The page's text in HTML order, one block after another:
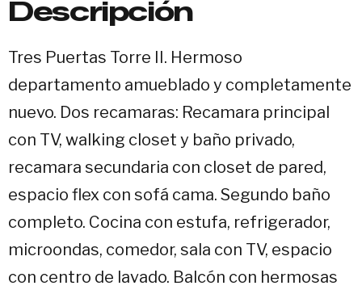
Descripción
Tres Puertas Torre II. Hermoso
departamento amueblado y completamente
nuevo. Dos recamaras: Recamara principal
con TV, walking closet y baño privado,
recamara secundaria con closet de pared,
espacio flex con sofá cama. Segundo baño
completo. Cocina con estufa, refrigerador,
microondas, comedor, sala con TV, espacio
con centro de lavado. Balcón con hermosas